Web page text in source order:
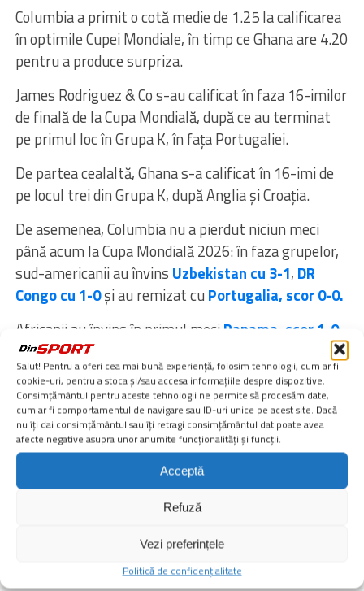
Salut! Pentru a oferi cea mai bună experiență, folosim tehnologii, cum ar fi
cookie-uri, pentru a stoca și/sau accesa informațiile despre dispozitive.
Consimțământul pentru aceste tehnologii ne permite să procesăm date,
cum ar fi comportamentul de navigare sau ID-uri unice pe acest site. Dacă
nu îți dai consimțământul sau îți retragi consimțământul dat poate avea
afecte negative asupra unor anumite funcționalități și funcții.
Acceptă
Refuză
Vezi preferințele
Politică de confidențialitate
Columbia a primit o cotă medie de 1.25 la calificarea
în optimile Cupei Mondiale, în timp ce Ghana are 4.20
pentru a produce surpriza.
James Rodriguez & Co s-au calificat în faza 16-imilor
de finală de la Cupa Mondială, după ce au terminat
pe primul loc în Grupa K, în fața Portugaliei.
De partea cealaltă, Ghana s-a calificat în 16-imi de
pe locul trei din Grupa K, după Anglia și Croația.
De asemenea, Columbia nu a pierdut niciun meci
până acum la Cupa Mondială 2026: în faza grupelor,
sud-americanii au învins Uzbekistan cu 3-1, DR
Congo cu 1-0și au remizat cu Portugalia, scor 0-0.
Africanii au învins în primul meciPanama, scor 1-0,
au remizat cu
, după care au pierdut
cuCroația, scor 1-2.
Astfel, acum rămâne de văzut cum se va încheia
meciul din 16-imi între Columbia și Ghana.
Câștigătoarea meciului Columbia – Ghana se va
duela în optimile de finală ale Cupei Mondiale 2026
învingătoarea duelului Elveția – Algeria.
Lotul Columbiei la Cupa
Mondială 2026